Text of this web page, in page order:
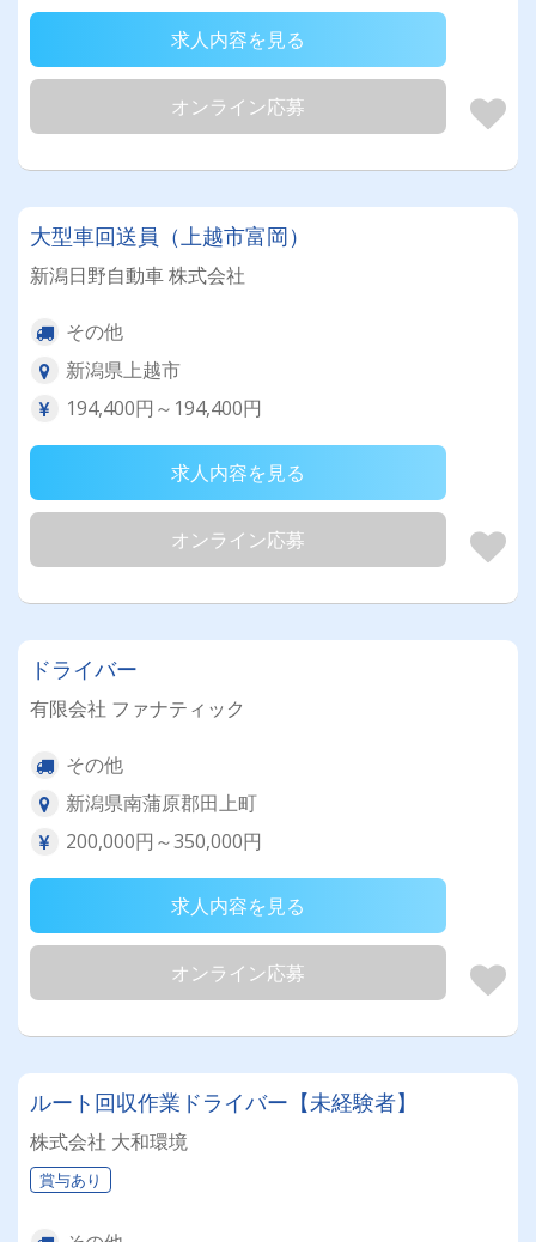
求人内容を見る
オンライン応募
大型車回送員（上越市富岡）
新潟日野自動車 株式会社
その他
新潟県上越市
194,400円～194,400円
求人内容を見る
オンライン応募
ドライバー
有限会社 ファナティック
その他
新潟県南蒲原郡田上町
200,000円～350,000円
求人内容を見る
オンライン応募
ルート回収作業ドライバー【未経験者】
株式会社 大和環境
賞与あり